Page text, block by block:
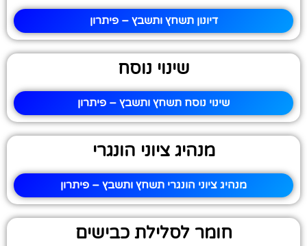
דיונון תשחץ ותשבץ – פיתרון
שינוי נוסח
שינוי נוסח תשחץ ותשבץ – פיתרון
מנהיג ציוני הונגרי
מנהיג ציוני הונגרי תשחץ ותשבץ – פיתרון
חומר לסלילת כבישים